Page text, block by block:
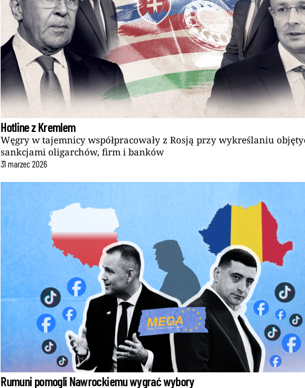
Hotline z Kremlem
Węgry w tajemnicy współpracowały z Rosją przy wykreślaniu
sankcjami oligarchów, firm i banków
31 marzec2026
Rumuni pomogli Nawrockiemu wygrać wybory